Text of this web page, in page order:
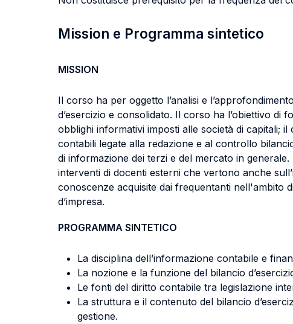
Mission e Programma sintetico
MISSION
Il corso ha per oggetto l’analisi e
d’esercizio e consolidato. Il corso ha l’obiettivo
obblighi informativi imposti alle società di capitali;
contabili legate alla redazione e al controllo
di informazione dei terzi e del mercato in
interventi di docenti esterni che vertono anche
conoscenze acquisite dai frequentanti nell'ambito
d’impresa.
PROGRAMMA SINTETICO
La disciplina dell’informazione contabile e
La nozione e la funzione del bilancio
Le fonti del diritto contabile tra legislazione
La struttura e il contenuto del bilancio
gestione.